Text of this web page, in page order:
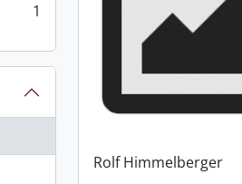
1
Rolf Himmelberger